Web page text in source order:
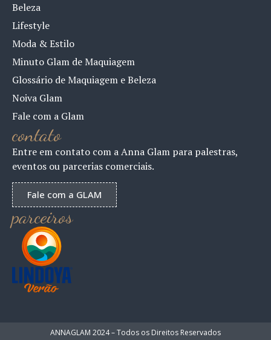
Beleza
Lifestyle
Moda & Estilo
Minuto Glam de Maquiagem
Glossário de Maquiagem e Beleza
Noiva Glam
Fale com a Glam
contato
Entre em contato com a Anna Glam para palestras,
eventos ou parcerias comerciais.
Fale com a GLAM
parceiros
ANNAGLAM 2024 – Todos os Direitos Reservados